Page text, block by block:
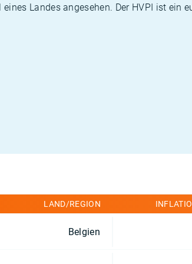
Landes angesehen. Der HVPI ist ein
LAND/REGION
Belgien